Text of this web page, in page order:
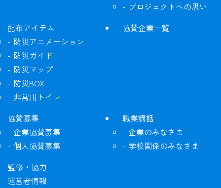
プロジェクトへの思い
配布アイテム
防災アニメーション
防災ガイド
防災マップ
防災BOX
非常用トイレ
協賛企業一覧
協賛募集
企業協賛募集
個人協賛募集
職業講話
企業のみなさま
学校関係のみなさま
監修・協力
運営者情報